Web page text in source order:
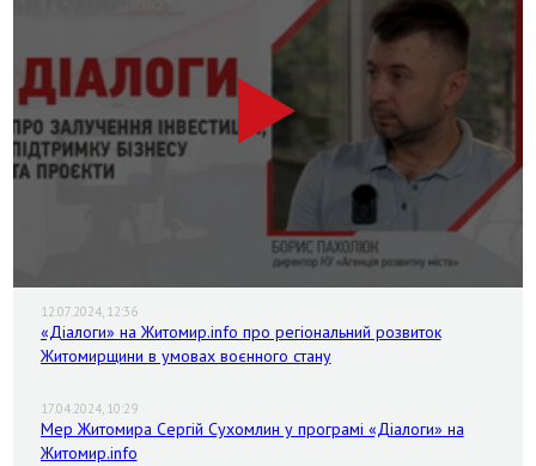
12.07.2024, 12:36
«Діалоги» на Житомир.info про регіональний розвиток
Житомирщини в умовах воєнного стану
17.04.2024, 10:29
Мер Житомира Сергій Сухомлин у програмі «Діалоги» на
Житомир.info